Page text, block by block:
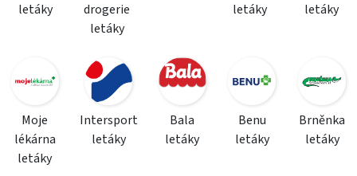
letáky
drogerie
letáky
letáky
letáky
Moje
lékárna
letáky
Intersport
letáky
Bala
letáky
Benu
letáky
Brněnka
letáky